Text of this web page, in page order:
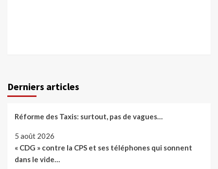
Derniers articles
Réforme des Taxis: surtout, pas de vagues…
5 août 2026
« CDG » contre la CPS et ses téléphones qui sonnent
dans le vide…